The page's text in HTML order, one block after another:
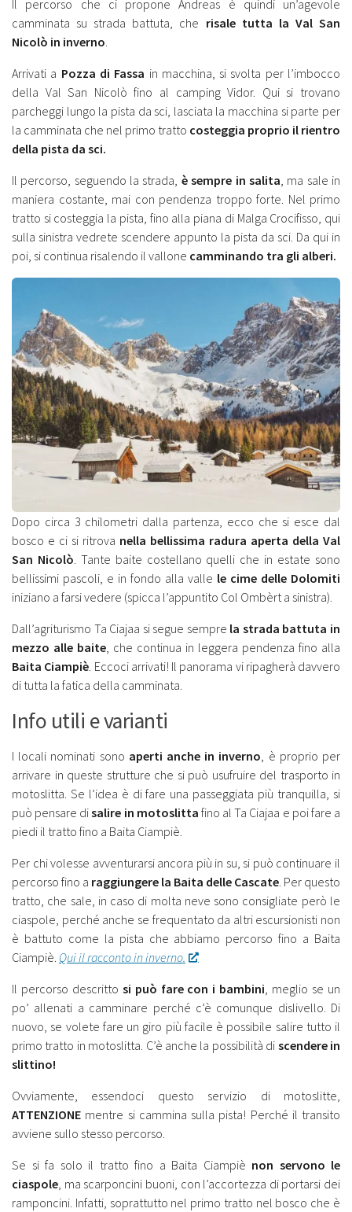
Il percorso che ci propone Andreas è quindi un’agevole
camminata su strada battuta, che risale tutta la Val San
Nicolò in inverno
Arrivati a Pozza di Fassa in macchina, si svolta per l’imbocco
della Val San Nicolò fino al camping Vidor. Qui si trovano
parcheggi lungo la pista da sci, lasciata la macchina si parte per
la camminata che nel primo tratto costeggia proprio il rientro
della pista da sci.
Il percorso, seguendo la strada, è sempre in salita , ma sale in
maniera costante, mai con pendenza troppo forte. Nel primo
tratto si costeggia la pista, fino alla piana di Malga Crocifisso, qui
sulla sinistra vedrete scendere appunto la pista da sci. Da qui in
poi, si continua risalendo il vallone camminando tra gli alberi.
Dopo circa 3 chilometri dalla partenza, ecco che si esce dal
bosco e ci si ritrova nella bellissima radura aperta della Val
San Nicolò. Tante baite costellano quelli che in estate sono
bellissimi pascoli, e in fondo alla valle le cime delle Dolomiti
iniziano a farsi vedere (spicca l’appuntito Col Ombèrt a sinistra).
Dall’agriturismo Ta Ciajaa si segue sempre la strada battuta in
mezzo alle baite, che continua in leggera pendenza fino alla
Baita Ciampiè. Eccoci arrivati! Il panorama vi ripagherà davvero
di tutta la fatica della camminata.
Info utili e varianti
I locali nominati sono aperti anche in inverno, è proprio per
arrivare in queste strutture che si può usufruire del trasporto in
motoslitta. Se l’idea è di fare una passeggiata più tranquilla, si
può pensare disalire in motoslitta fino al Ta Ciajaa e poi fare a
piedi il tratto fino a Baita Ciampiè.
Per chi volesse avventurarsi ancora più in su, si può continuare il
percorso fino a raggiungere la Baita delle Cascate. Per questo
tratto, che sale, in caso di molta neve sono consigliate però le
ciaspole, perché anche se frequentato da altri escursionisti non
è battuto come la pista che abbiamo percorso fino a Baita
Ciampiè. Qui il racconto in inverno.
Il percorso descritto si può fare con i bambini, meglio se un
po’ allenati a camminare perché c’è comunque dislivello. Di
nuovo, se volete fare un giro più facile è possibile salire tutto il
primo tratto in motoslitta. C’è anche la possibilità di scendere in
slittino!
Ovviamente, essendoci questo servizio di motoslitte,
ATTENZIONE mentre si cammina sulla pista! Perché il transito
avviene sullo stesso percorso.
Se si fa solo il tratto fino a Baita Ciampiè non servono le
ciaspole, ma scarponcini buoni, con l’accortezza di portarsi dei
ramponcini. Infatti, soprattutto nel primo tratto nel bosco che è